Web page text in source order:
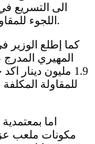
الى التسريع
اللجوء للمقاولة المباشرة في حالة عدم تسجيل عرض مجدي.
كما إطلع
المهيري
1.9 مليون دينار
للمقاولة
اما
مكونات ملعب